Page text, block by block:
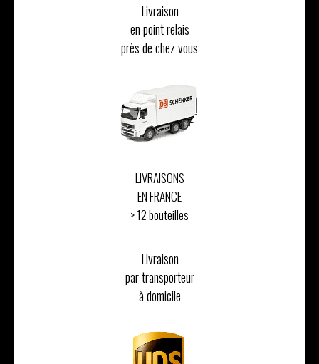
Livraison
en point relais
près de chez vous
LIVRAISONS
EN FRANCE
> 12 bouteilles
Livraison
par transporteur
à domicile